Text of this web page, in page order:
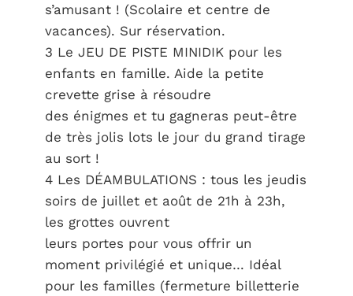
s’amusant ! (Scolaire et centre de
vacances). Sur réservation.
3 Le JEU DE PISTE MINIDIK pour les
enfants en famille. Aide la petite
crevette grise à résoudre
des énigmes et tu gagneras peut-être
de très jolis lots le jour du grand tirage
au sort !
4 Les DÉAMBULATIONS : tous les jeudis
soirs de juillet et août de 21h à 23h,
les grottes ouvrent
leurs portes pour vous offrir un
moment privilégié et unique… Idéal
pour les familles (fermeture billetterie